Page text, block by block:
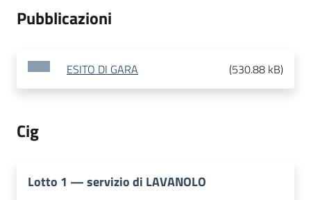
Pubblicazioni
ESITO DI GARA (530.88 kB)
Cig
Lotto 1 —servizio di LAVANOLO